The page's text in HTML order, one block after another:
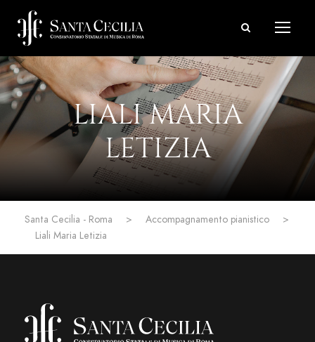
LIALI MARIA
LETIZIA
Santa Cecilia - Roma > Accompagnamento pianistico
>
Liali Maria Letizia